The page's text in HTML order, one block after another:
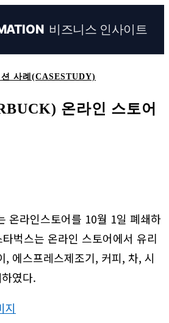
비즈니스 인사이트
사례(CASESTUDY)
온라인 스토어
온라인스토어를 10월 1일 폐쇄하
벅스는 온라인 스토어에서 유리
, 에스프레스제조기, 커피, 차, 시
였다.